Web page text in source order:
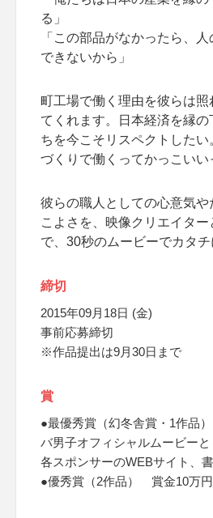
る」
「この部品がなかったら、
できないから」
町工場で働く理由を彼らは照
てくれます。日本経済を縁の
ちを今こそリスペクトした
づくりで働くってかっこいい
彼らの職人としての心意気や
こよさを、映像クリエイター
で、30秒のムービーでカタチ
締切
2015年09月18日 (金)
事前応募締切
※作品提出は9月30日まで
賞
●最優秀賞（幻冬舎賞・1作品
バ男子オフィシャルムービーと
各スポンサーのWEBサイト、
●優秀賞（2作品） 賞金10万円